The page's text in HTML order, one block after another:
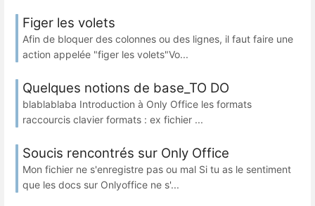
Figer les volets
Afin de bloquer des colonnes ou des lignes, il faut faire une
action appelée "figer les volets"Vo...
Quelques notions de base_TO DO
blablablaba Introduction à Only Office les formats
raccourcis clavier formats : ex fichier ...
Soucis rencontrés sur Only Office
Mon fichier ne s'enregistre pas ou mal Si tu as le sentiment
que les docs sur Onlyoffice ne s'...